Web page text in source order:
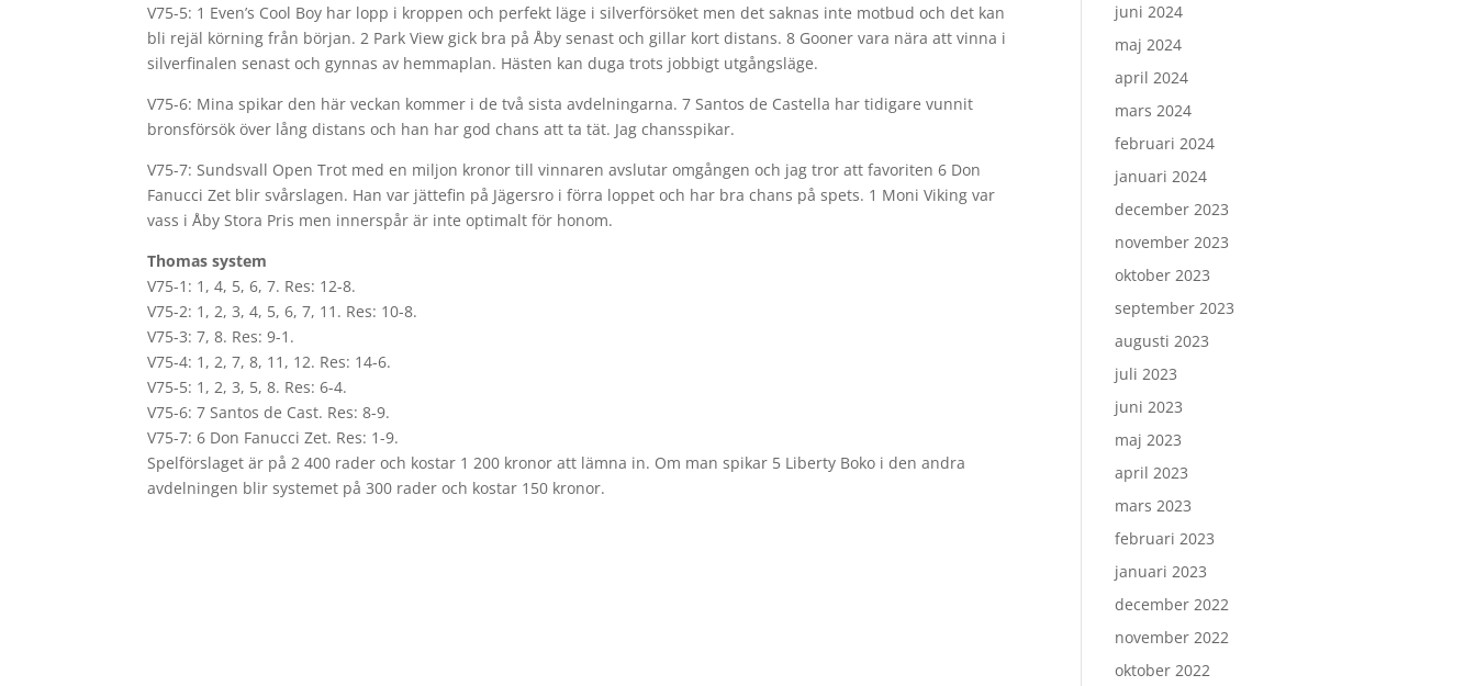
V75-5: 1 Even’s Cool Boy har lopp i kroppen och perfekt läge i silverförsöket men det saknas inte motbud och det kan
bli rejäl körning från början. 2 Park View gick bra på Åby senast och gillar kort distans. 8 Gooner vara nära att vinna i
silverfinalen senast och gynnas av hemmaplan. Hästen kan duga trots jobbigt utgångsläge.
V75-6: Mina spikar den här veckan kommer i de två sista avdelningarna. 7 Santos de Castella har tidigare vunnit
bronsförsök över lång distans och han har god chans att ta tät. Jag chansspikar.
V75-7: Sundsvall Open Trot med en miljon kronor till vinnaren avslutar omgången och jag tror att favoriten 6 Don
Fanucci Zet blir svårslagen. Han var jättefin på Jägersro i förra loppet och har bra chans på spets. 1 Moni Viking var
vass i Åby Stora Pris men innerspår är inte optimalt för honom.
Thomas system
V75-1: 1, 4, 5, 6, 7. Res: 12-8.
V75-2: 1, 2, 3, 4, 5, 6, 7, 11. Res: 10-8.
V75-3: 7, 8. Res: 9-1.
V75-4: 1, 2, 7, 8, 11, 12. Res: 14-6.
V75-5: 1, 2, 3, 5, 8. Res: 6-4.
V75-6: 7 Santos de Cast. Res: 8-9.
V75-7: 6 Don Fanucci Zet. Res: 1-9.
Spelförslaget är på 2 400 rader och kostar 1 200 kronor att lämna in. Om man spikar 5 Liberty Boko i den andra
avdelningen blir systemet på 300 rader och kostar 150 kronor.
juni 2024
maj 2024
april 2024
mars 2024
februari 2024
januari 2024
december 2023
november 2023
oktober 2023
september 2023
augusti 2023
juli 2023
juni 2023
maj 2023
april 2023
mars 2023
februari 2023
januari 2023
december 2022
november 2022
oktober 2022